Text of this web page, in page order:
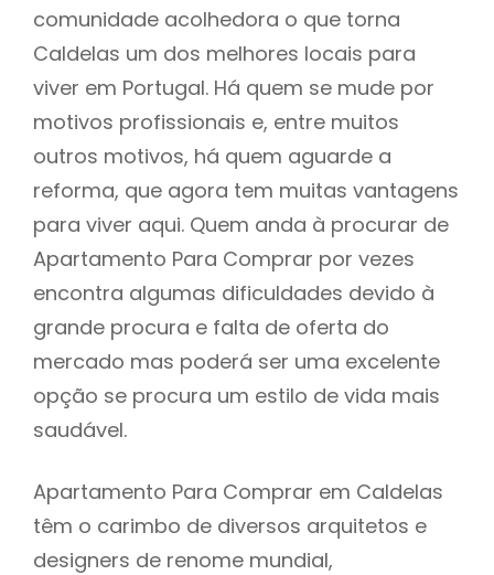
comunidade acolhedora o que torna
Caldelas um dos melhores locais para
viver em Portugal. Há quem se mude por
motivos profissionais e, entre muitos
outros motivos, há quem aguarde a
reforma, que agora tem muitas vantagens
para viver aqui. Quem anda à procurar de
Apartamento Para Comprar por vezes
encontra algumas dificuldades devido à
grande procura e falta de oferta do
mercado mas poderá ser uma excelente
opção se procura um estilo de vida mais
saudável.
Apartamento Para Comprar em Caldelas
têm o carimbo de diversos arquitetos e
designers de renome mundial,